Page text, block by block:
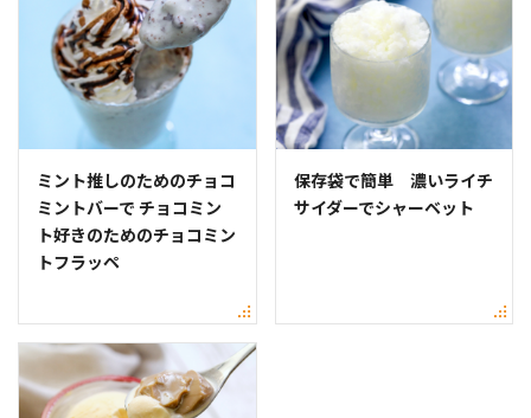
ミント推しのためのチョコ
ミントバーで チョコミン
ト好きのためのチョコミン
トフラッペ
保存袋で簡単 濃いライチ
サイダーでシャーベット